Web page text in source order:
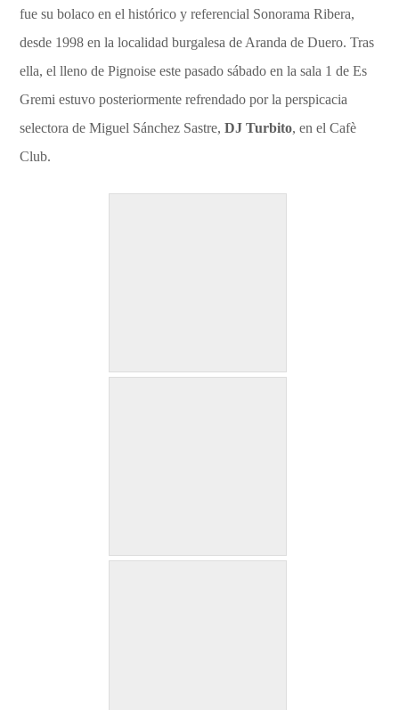
fue su bolaco en el histórico y referencial Sonorama Ribera,
desde 1998 en la localidad burgalesa de Aranda de Duero. Tras
ella, el lleno de Pignoise este pasado sábado en la sala 1 de Es
Gremi estuvo posteriormente refrendado por la perspicacia
selectora de Miguel Sánchez Sastre,DJ Turbito, en el Cafè
Club.